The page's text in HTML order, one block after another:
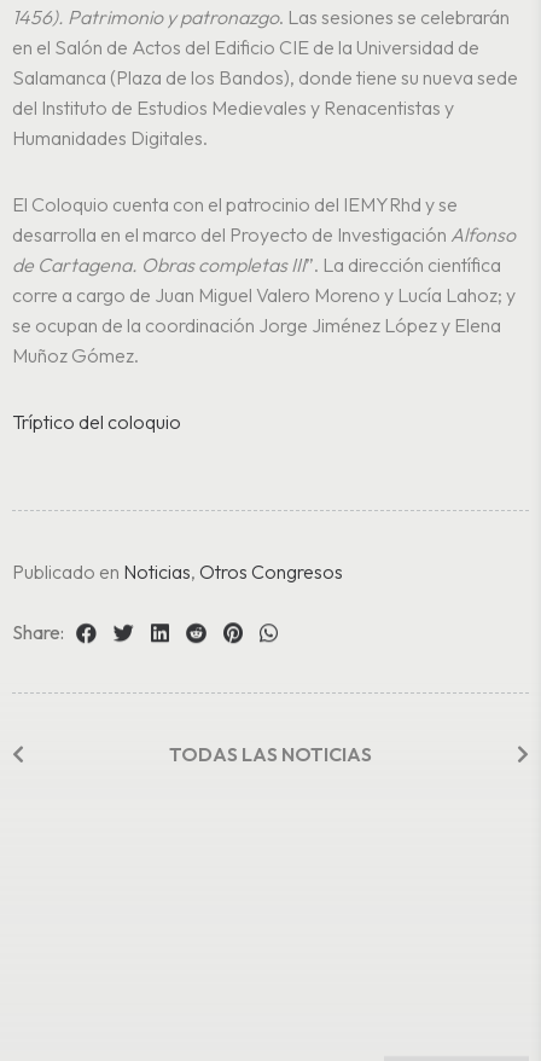
1456). Patrimonio y patronazgo. Las sesiones se celebrarán
en el Salón de Actos del Edificio CIE de la Universidad de
Salamanca (Plaza de los Bandos), donde tiene su nueva sede
del Instituto de Estudios Medievales y Renacentistas y
Humanidades Digitales.
El Coloquio cuenta con el patrocinio del IEMYRhd y se
desarrolla en el marco del Proyecto de Investigación Alfonso
de Cartagena. Obras completas III”. La dirección científica
corre a cargo de Juan Miguel Valero Moreno y Lucía Lahoz; y
se ocupan de la coordinación Jorge Jiménez López y Elena
Muñoz Gómez.
Tríptico del coloquio
Publicado en Noticias, Otros Congresos
Share:
TODAS LAS NOTICIAS